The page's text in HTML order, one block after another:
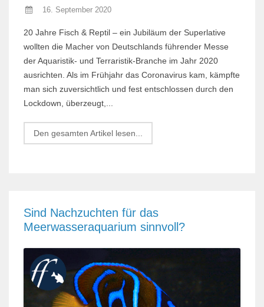
16. September 2020
20 Jahre Fisch & Reptil – ein Jubiläum der Superlative
wollten die Macher von Deutschlands führender Messe
der Aquaristik- und Terraristik-Branche im Jahr 2020
ausrichten. Als im Frühjahr das Coronavirus kam, kämpfte
man sich zuversichtlich und fest entschlossen durch den
Lockdown, überzeugt,...
Den gesamten Artikel lesen...
Sind Nachzuchten für das
Meerwasseraquarium sinnvoll?